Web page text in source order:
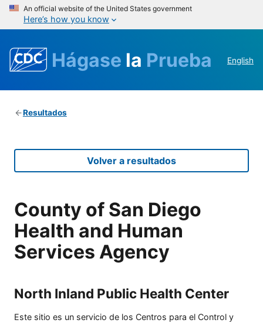
An official website of the United States government
Here’s how you know
Hágase la Prueba English
Resultados
Volver a resultados
County of San Diego
Health and Human
Services Agency
North Inland Public Health Center
Este sitio es un servicio de los Centros para el Control y